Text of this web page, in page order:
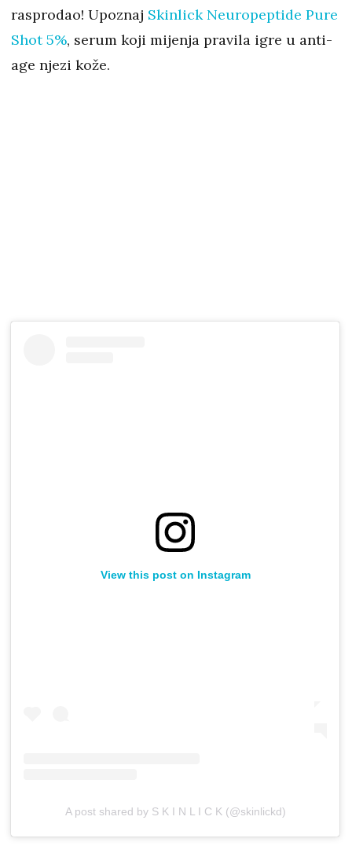
rasprodao! Upoznaj Skinlick Neuropeptide Pure
Shot 5%, serum koji mijenja pravila igre u anti-
age njezi kože.
View this post on Instagram
A post shared by S K I N L I C K (@skinlickd)